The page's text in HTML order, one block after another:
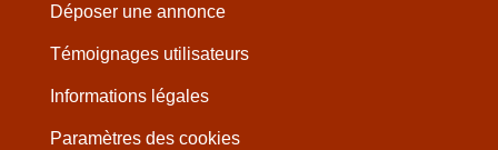
Déposer une annonce
Témoignages utilisateurs
Informations légales
Paramètres des cookies